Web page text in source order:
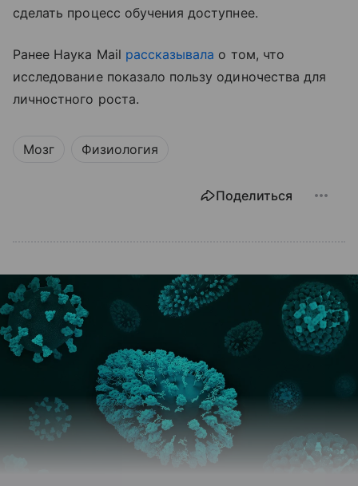
сделать процесс обучения доступнее.
Ранее Наука Mail рассказывала о том, что
исследование показало пользу одиночества для
личностного роста.
Мозг Физиология
Поделиться